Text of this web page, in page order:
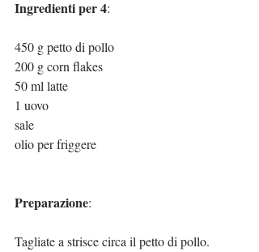
Ingredienti per 4:
450 g petto di pollo
200 g corn flakes
50 ml latte
1 uovo
sale
olio per friggere
Preparazione:
Tagliate a strisce circa il petto di pollo.